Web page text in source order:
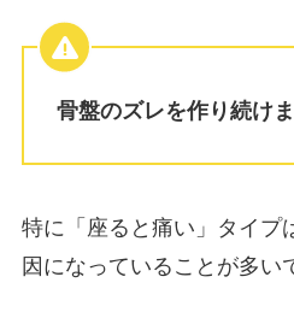
骨盤のズレを作り続けま
特に「座ると痛い」タイプ
因になっていることが多い